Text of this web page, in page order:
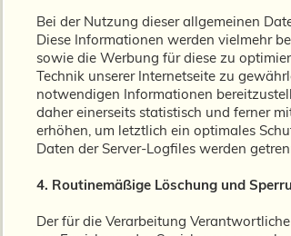
Bei der Nutzung dieser allgemeinen
Diese Informationen werden vielmehr
sowie die Werbung für diese zu
Technik unserer Internetseite zu
notwendigen Informationen
daher einerseits statistisch und ferner
erhöhen, um letztlich ein optimales
Daten der Server-Logfiles werden
4. Routinemäßige Löschung und
Der für die Verarbeitung